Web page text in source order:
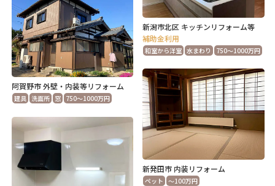
新潟市北区 キッチンリフォーム等
補助金利用
和室から洋室 水まわり 750～1000万円
阿賀野市 外壁・内装等リフォーム
建具 洗面所 窓 750～1000万円
新発田市 内装リフォーム
ペット ～100万円